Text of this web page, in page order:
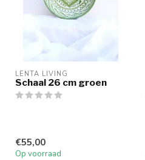
LENTA LIVING
Schaal 26 cm groen
€55,00
Op voorraad